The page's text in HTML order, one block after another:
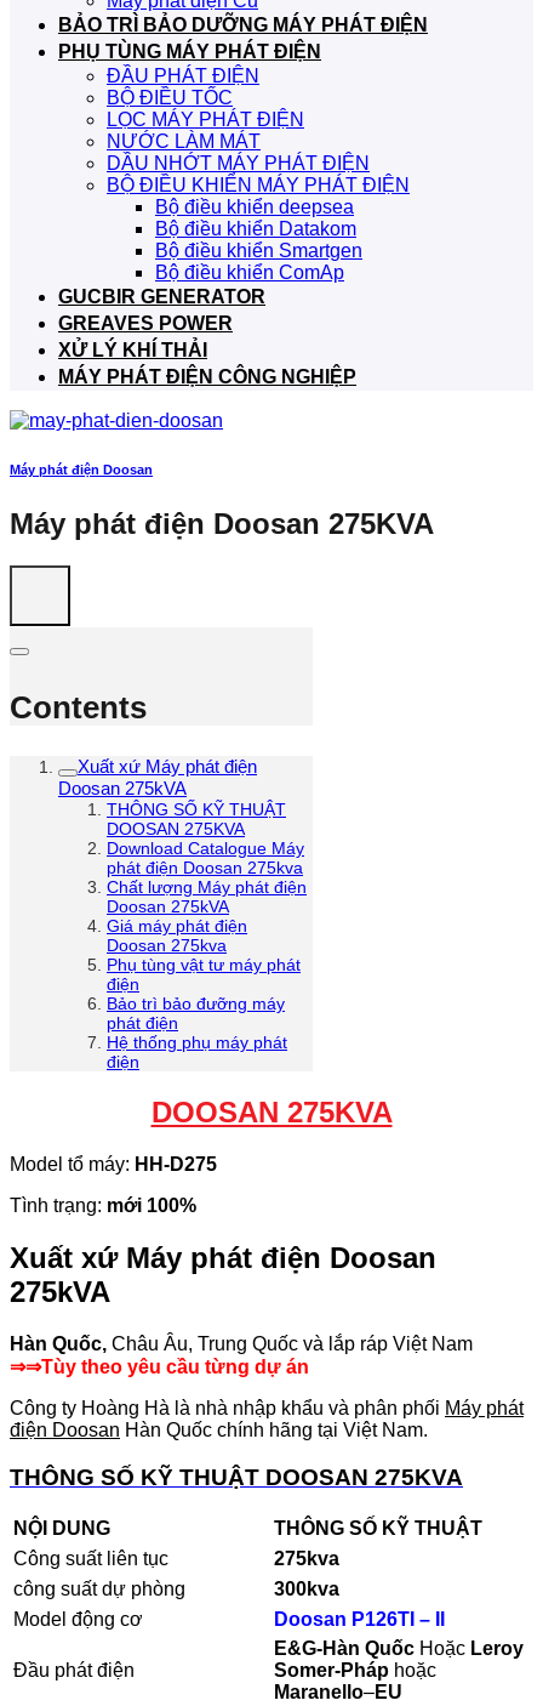
BẢO TRÌ BẢO DƯỠNG MÁY PHÁT ĐIỆN
PHỤ TÙNG MÁY PHÁT ĐIỆN
ĐẦU PHÁT ĐIỆN
BỘ ĐIỀU TỐC
LỌC MÁY PHÁT ĐIỆN
NƯỚC LÀM MÁT
DẦU NHỚT MÁY PHÁT ĐIỆN
BỘ ĐIỀU KHIỂN MÁY PHÁT ĐIỆN
Bộ điều khiển deepsea
Bộ điều khiển Datakom
Bộ điều khiển Smartgen
Bộ điều khiển ComAp
GUCBIR GENERATOR
GREAVES POWER
XỬ LÝ KHÍ THẢI
MÁY PHÁT ĐIỆN CÔNG NGHIỆP
Máy phát điện Doosan
Máy phát điện Doosan 275KVA
Contents
Xuất xứ Máy phát điện
Doosan 275kVA
THÔNG SỐ KỸ THUẬT
DOOSAN 275KVA
Download Catalogue Máy
phát điện Doosan 275kva
Chất lượng Máy phát điện
Doosan 275kVA
Giá máy phát điện
Doosan 275kva
Phụ tùng vật tư máy phát
điện
Bảo trì bảo đưỡng máy
phát điện
Hệ thống phụ máy phát
điện
DOOSAN 275KVA
Model tổ máy: HH-D275
Tình trạng: mới 100%
Xuất xứ Máy phát điện Doosan
275kVA
Hàn Quốc, Châu Âu, Trung Quốc và lắp ráp Việt Nam
⇒⇒Tùy theo yêu cầu từng dự án
Công ty Hoàng Hà là nhà nhập khẩu và phân phối Máy phát
điện Doosan Hàn Quốc chính hãng tại Việt Nam.
THÔNG SỐ KỸ THUẬT DOOSAN 275KVA
NỘI DUNG
THÔNG SỐ KỸ THUẬT
Công suất liên tục
275kva
công suất dự phòng
300kva
Model động cơ
Doosan P126TI – II
Đầu phát điện
E&G-Hàn Quốc Hoặc Leroy
Somer-Pháp hoặc
Maranello–EU